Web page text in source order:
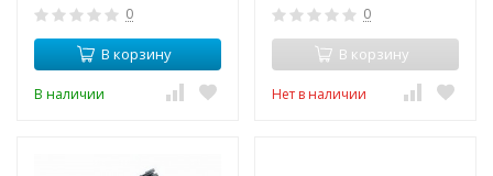
0
В корзину
В наличии
0
В корзину
Нет в наличии